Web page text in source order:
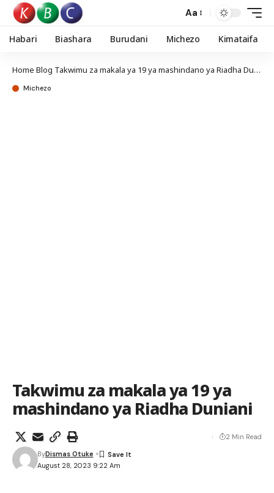
Aa
Habari Biashara Burudani Michezo Kimataifa
Home Blog Takwimu za makala ya 19 ya mashindano ya Riadha Duniani
Michezo
Takwimu za makala ya 19 ya
mashindano ya Riadha Duniani
August 28, 2023 9:22 Am
ByDismas Otuke
2 Min Read